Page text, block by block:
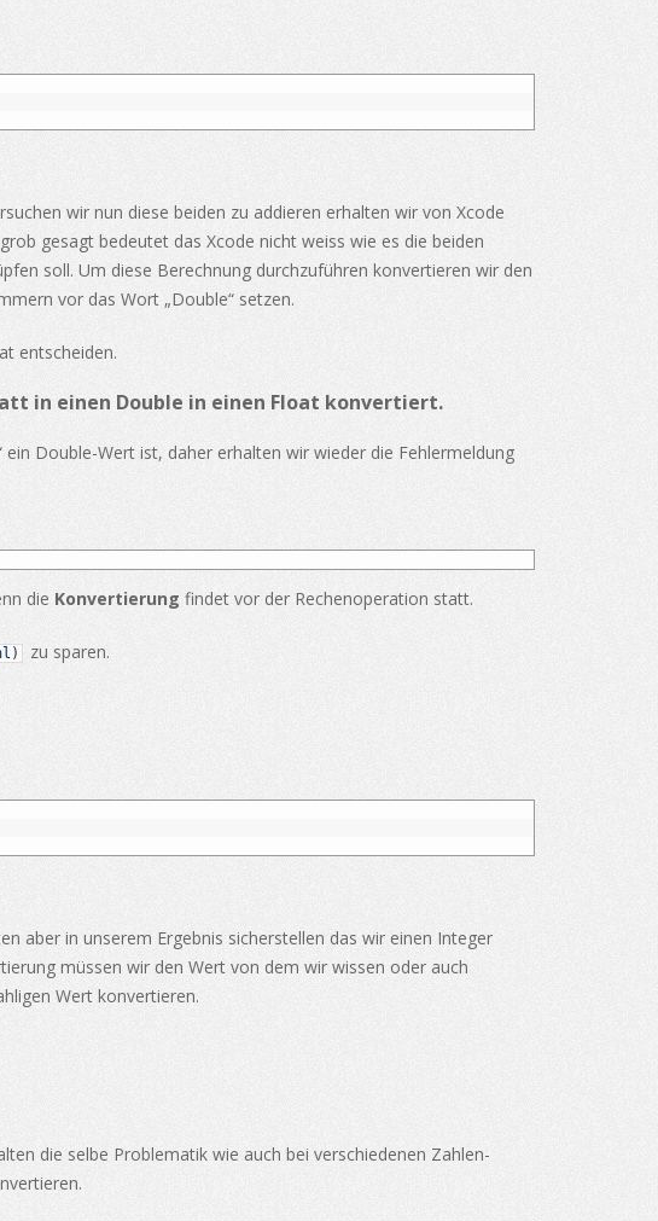
wir nun diese beiden zu addieren erhalten wir von Xcode
gesagt bedeutet das Xcode nicht weiss wie es die beiden
soll. Um diese Berechnung durchzuführen konvertieren wir den
vor das Wort „Double“ setzen.
entscheiden.
in einen Double in einen Float konvertiert.
Double-Wert ist, daher erhalten wir wieder die Fehlermeldung
die Konvertierung findet vor der Rechenoperation statt.
) zu sparen.
aber in unserem Ergebnis sicherstellen das wir einen Integer
müssen wir den Wert von dem wir wissen oder auch
Wert konvertieren.
die selbe Problematik wie auch bei verschiedenen Zahlen-